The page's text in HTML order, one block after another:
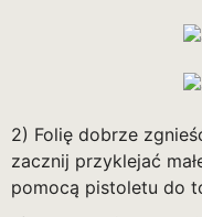
2) Folię dobrze
zacznij przyklejać
pomocą pistoletu do